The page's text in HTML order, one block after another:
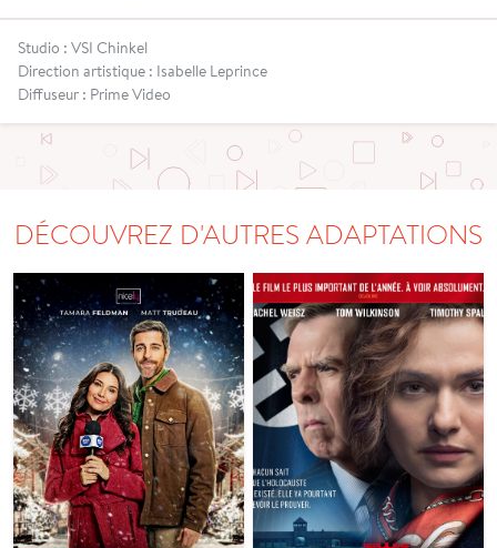
Studio : VSI Chinkel
Direction artistique : Isabelle Leprince
Diffuseur : Prime Video
DÉCOUVREZ D'AUTRES ADAPTATIONS